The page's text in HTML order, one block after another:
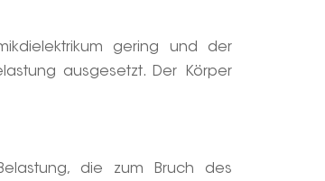
gering und der
ausgesetzt. Der Körper
die zum Bruch des